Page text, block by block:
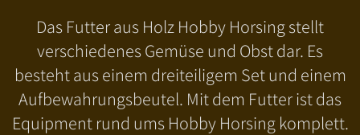
Das Futter aus Holz Hobby Horsing stellt
verschiedenes Gemüse und Obst dar. Es
besteht aus einem dreiteiligem Set und einem
Aufbewahrungsbeutel. Mit dem Futter ist das
Equipment rund ums Hobby Horsing komplett.